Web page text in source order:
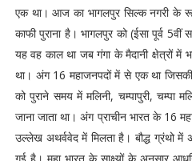
एक था। आज का भागलपुर सिल्‍क नगरी के
काफी पुराना है। भागलपुर को (ईसा पूर्व 5वीं
यह वह काल था जब गंगा के मैदानी क्षेत्रों में
था। अंग 16 महाजनपदों में से एक था
को पुराने समय में मलिनी, चम्‍पापुरी, चम्‍पा
जाना जाता था। अंग प्राचीन भारत के 16
उल्लेख अथर्ववेद में मिलता है। बौद्ध ग्रंथो में